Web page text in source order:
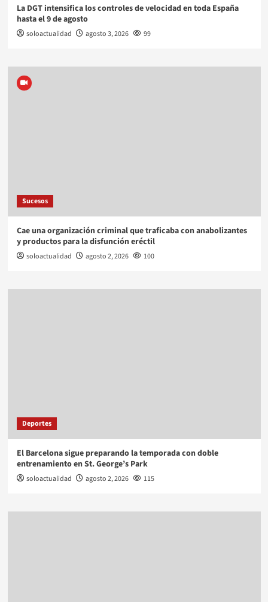
La DGT intensifica los controles de velocidad en toda España
hasta el 9 de agosto
soloactualidad agosto 3, 2026 99
Sucesos
Cae una organización criminal que traficaba con anabolizantes
y productos para la disfunción eréctil
soloactualidad agosto 2, 2026 100
Deportes
El Barcelona sigue preparando la temporada con doble
entrenamiento en St. George’s Park
soloactualidad agosto 2, 2026 115